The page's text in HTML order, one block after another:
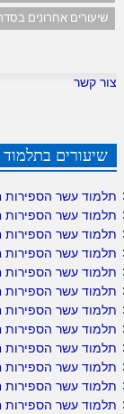
שיעורים אחרונים
צור קשר
שיעורים
תלמוד עשר הספירות
תלמוד עשר הספירות
תלמוד עשר הספירות
תלמוד עשר הספירות
תלמוד עשר הספירות
תלמוד עשר הספירות
תלמוד עשר הספירות
תלמוד עשר הספירות
תלמוד עשר הספירות
תלמוד עשר הספירות
תלמוד עשר הספירות
תלמוד עשר הספירות